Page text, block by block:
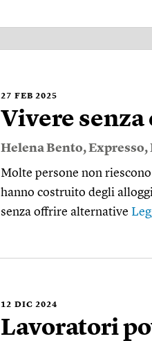
27 FEB 2025
Vivere senza
Helena Bento,Expresso,
Molte persone non
hanno costruito degli
senza offrire alternative
12 DIC 2024
Lavoratori